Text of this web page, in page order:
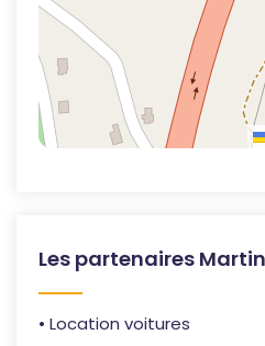
Les partenaires
• Location voitures